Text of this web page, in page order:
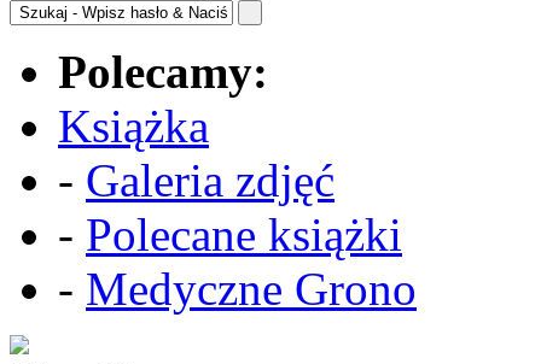
Polecamy:
Książka
- Galeria zdjęć
- Polecane książki
- Medyczne Grono